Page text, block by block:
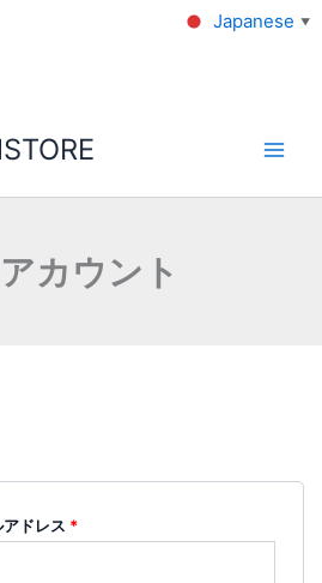
カウント
ドレス *
Japanese ▼